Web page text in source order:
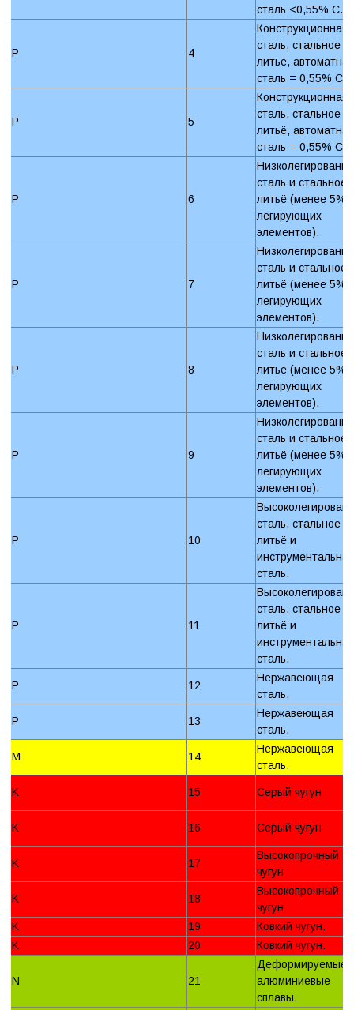
сталь <0,55% C.
P 4
Конструкционная
сталь, стальное
литьё, автоматная
сталь = 0,55% C.
P 5
Конструкционная
сталь, стальное
литьё, автоматная
сталь = 0,55% C.
P 6
сталь и стальное
литьё (менее 5%
легирующих
элементов).
P 7
сталь и стальное
литьё (менее 5%
легирующих
элементов).
P 8
сталь и стальное
литьё (менее 5%
легирующих
элементов).
P 9
сталь и стальное
литьё (менее 5%
легирующих
элементов).
P 10
сталь, стальное
литьё и
инструментальная
сталь.
P 11
сталь, стальное
литьё и
инструментальная
сталь.
P 12
Нержавеющая
сталь.
P 13
Нержавеющая
сталь.
M 14
Нержавеющая
сталь.
K 15 Серый чугун
K 16 Серый чугун
K 17
Высокопрочный
чугун
K 18
Высокопрочный
чугун
K
19
Ковкий чугун.
K
20 Ковкий чугун.
N 21
Деформируемые
алюминиевые
сплавы.